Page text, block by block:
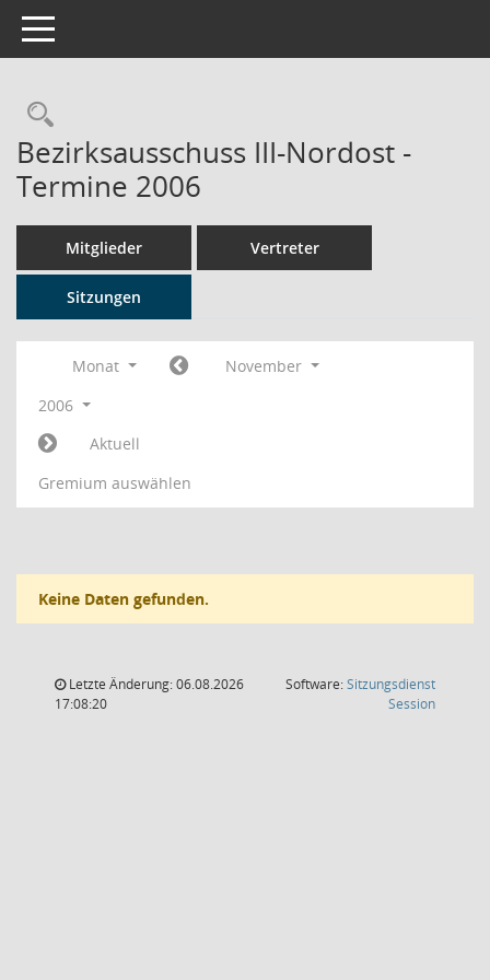
Toggle navigation
Rechercheauswahl
Bezirksausschuss III-Nordost -
Termine 2006
Mitglieder Vertreter
Sitzungen
Monat
November
2006
Aktuell
Gremium auswählen
Keine Daten gefunden.
Letzte Änderung: 06.08.2026
17:08:20
Software:Sitzungsdienst
Session(Wird in